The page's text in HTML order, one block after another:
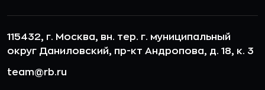
115432, г. Москва, вн. тер. г. муниципальный
округ Даниловский, пр-кт Андропова, д. 18, к. 3
team@rb.ru